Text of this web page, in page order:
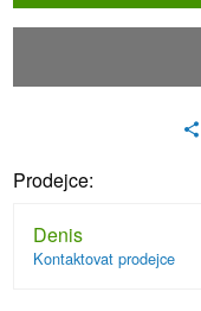
share
Prodejce:
Denis
Kontaktovat prodejce